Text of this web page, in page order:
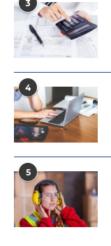
3
4
5